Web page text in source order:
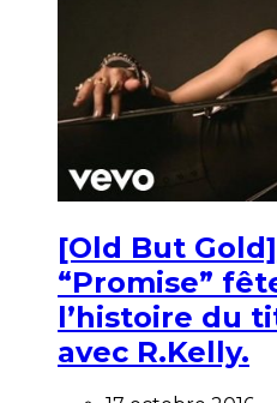
[Old But
“Promise”
l’histoire du
avec R.Kelly.